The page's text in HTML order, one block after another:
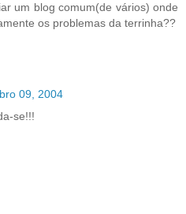
um blog comum(de vários) onde
os problemas da terrinha??
09, 2004
se!!!